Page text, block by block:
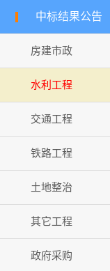
中标结果公告
房建市政
水利工程
交通工程
铁路工程
土地整治
其它工程
政府采购